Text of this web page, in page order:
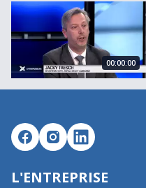
La guerre des palaces
00:00:00
L'ENTREPRISE